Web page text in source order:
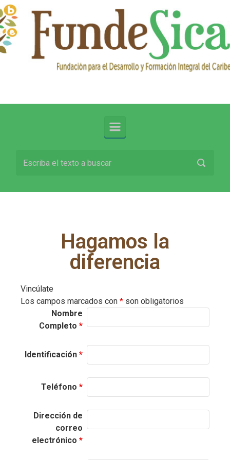
Hagamos la
diferencia
Vincúlate
Los campos marcados con * son obligatorios
Nombre
Completo*
Identificación*
Teléfono*
Dirección de
correo
electrónico*